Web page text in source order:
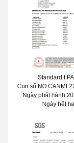
Con
Ngày phát
Ngày hết